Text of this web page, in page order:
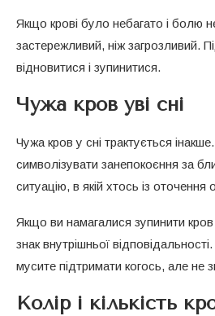
Якщо крові було небагато і болю
застережливий, ніж загрозливий.
відновитися і зупинитися.
Чужа кров уві сні
Чужа кров у сні трактується
символізувати занепокоєння за
ситуацію, в якій хтось із оточення
Якщо ви намагалися зупинити
знак внутрішньої
мусите підтримати когось, але не
Колір і кількість